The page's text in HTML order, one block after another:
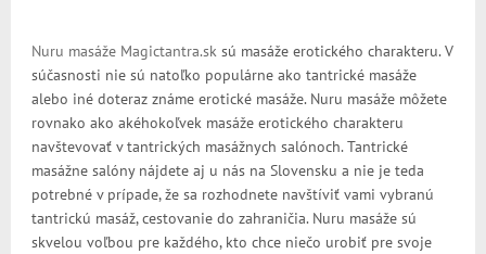
Nuru masáže Magictantra.sk sú masáže erotického charakteru. V
súčasnosti nie sú natoľko populárne ako tantrické masáže
alebo iné doteraz známe erotické masáže. Nuru masáže môžete
rovnako ako akéhokoľvek masáže erotického charakteru
navštevovať v tantrických masážnych salónoch. Tantrické
masážne salóny nájdete aj u nás na Slovensku a nie je teda
potrebné v prípade, že sa rozhodnete navštíviť vami vybranú
tantrickú masáž, cestovanie do zahraničia. Nuru masáže sú
skvelou voľbou pre každého, kto chce niečo urobiť pre svoje